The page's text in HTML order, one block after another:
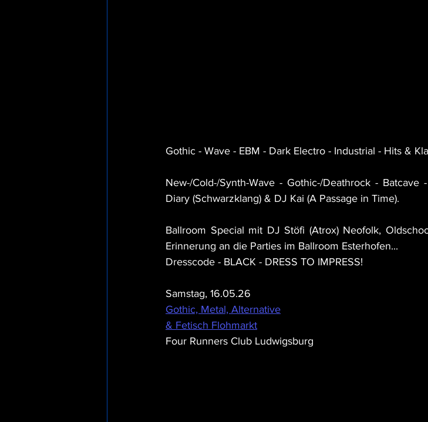
Gothic - Wave - EBM - Dark Electro - Industrial - Hits &
New-/Cold-/Synth-Wave - Gothic-/Deathrock -
Diary (Schwarzklang) & DJ Kai (A Passage in Time).
Ballroom Special mit DJ Stöfi (Atrox) Neofolk,
Erinnerung an die Parties im Ballroom Esterhofen...
Dresscode - BLACK - DRESS TO IMPRESS!
Samstag, 16.05.26
Gothic, Metal, Alternative
& Fetisch Flohmarkt
Four Runners Club Ludwigsburg